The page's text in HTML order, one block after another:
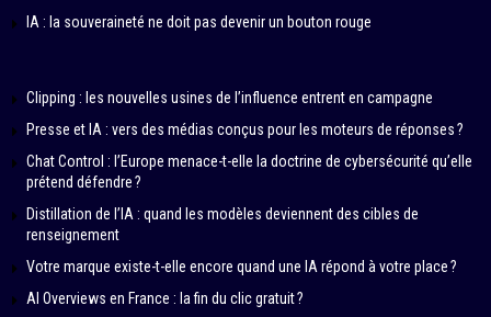
IA : la souveraineté ne doit pas devenir un bouton rouge
Clipping : les nouvelles usines de l’influence entrent en campagne
Presse et IA : vers des médias conçus pour les moteurs de réponses ?
Chat Control : l’Europe menace-t-elle la doctrine de cybersécurité qu’elle
prétend défendre ?
Distillation de l’IA : quand les modèles deviennent des cibles de
renseignement
Votre marque existe-t-elle encore quand une IA répond à votre place ?
AI Overviews en France : la fin du clic gratuit ?